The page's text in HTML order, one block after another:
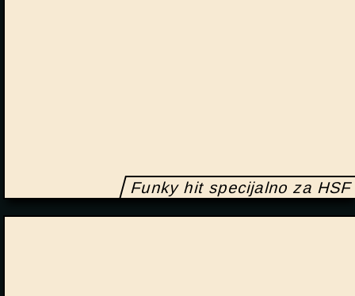
Funky hit specijalno za HSF